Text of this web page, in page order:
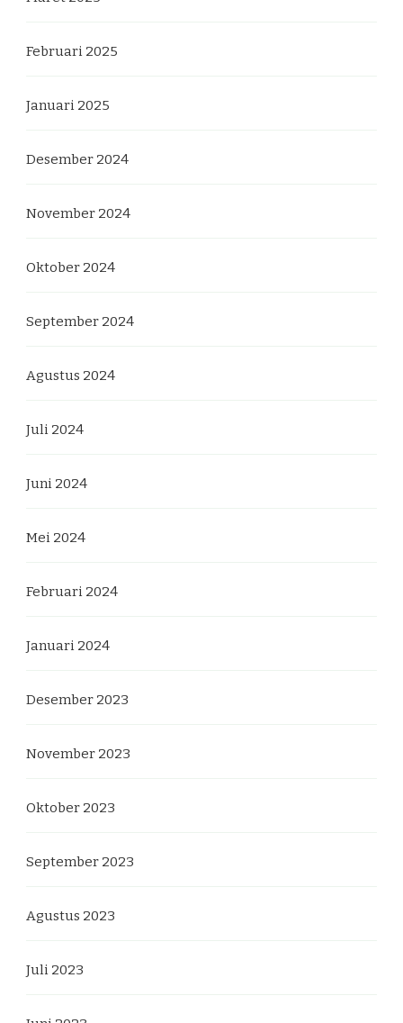
Februari 2025
Januari 2025
Desember 2024
November 2024
Oktober 2024
September 2024
Agustus 2024
Juli 2024
Juni 2024
Mei 2024
Februari 2024
Januari 2024
Desember 2023
November 2023
Oktober 2023
September 2023
Agustus 2023
Juli 2023